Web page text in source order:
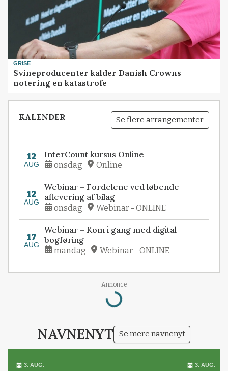
GRISE
Svineproducenter kalder Danish Crowns
notering en katastrofe
KALENDER Se flere arrangementer
12
AUG
InterCount kursus Online
onsdag Online
12
AUG
Webinar – Fordelene ved løbende
aflevering af bilag
onsdag Webinar - ONLINE
17
AUG
Webinar – Kom i gang med digital
bogføring
mandag Webinar - ONLINE
Annonce
Loading...
NAVNENYT Se mere navnenyt
3. AUG. 3. AUG.